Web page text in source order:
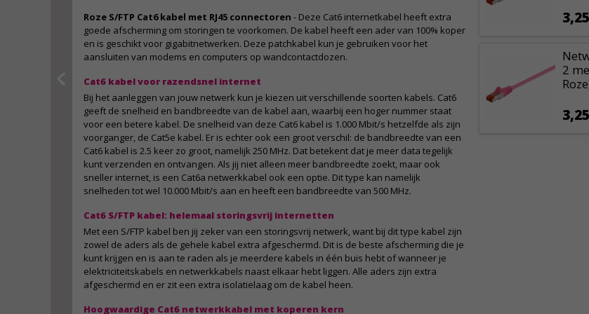
Roze S/FTP Cat6 kabel met RJ45 connectoren - Deze Cat6 internetkabel heeft extra
goede afscherming om storingen te voorkomen. De kabel heeft een ader van 100% koper
en is geschikt voor gigabitnetwerken. Deze patchkabel kun je gebruiken voor het
aansluiten van modems en computers op wandcontactdozen.
Cat6 kabel voor razendsnel internet
Bij het aanleggen van jouw netwerk kun je kiezen uit verschillende soorten kabels. Cat6
geeft de snelheid en bandbreedte van de kabel aan, waarbij een hoger nummer staat
voor een betere kabel. De snelheid van deze Cat6 kabel is 1.000 Mbit/s hetzelfde als zijn
voorganger, de Cat5e kabel. Er is echter ook een groot verschil: de bandbreedte van een
Cat6 kabel is 2.5 keer zo groot, namelijk 250 MHz. Dat betekent dat je meer data tegelijk
kunt verzenden en ontvangen. Als jij niet alleen meer bandbreedte zoekt, maar ook
sneller internet, is een Cat6a netwerkkabel ook een optie. Dit type kan namelijk
snelheden tot wel 10.000 Mbit/s aan en heeft een bandbreedte van 500 MHz.
Cat6 S/FTP kabel: helemaal storingsvrij internetten
Met een S/FTP kabel ben jij zeker van een storingsvrij netwerk, want bij dit type kabel zijn
zowel de aders als de gehele kabel extra afgeschermd. Dit is de beste afscherming die je
kunt krijgen en is aan te raden als je meerdere kabels in één buis hebt of wanneer je
elektriciteitskabels en netwerkkabels naast elkaar hebt liggen. Alle aders zijn extra
afgeschermd en er zit een extra isolatielaag om de kabel heen.
Hoogwaardige Cat6 netwerkkabel met koperen kern
3,25
2
3,25